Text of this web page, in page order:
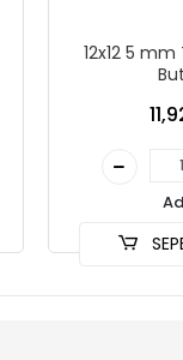
12x12 5